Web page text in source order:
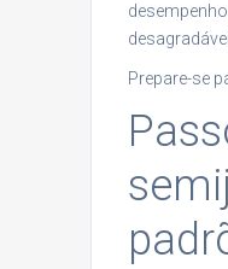
Prepare-se